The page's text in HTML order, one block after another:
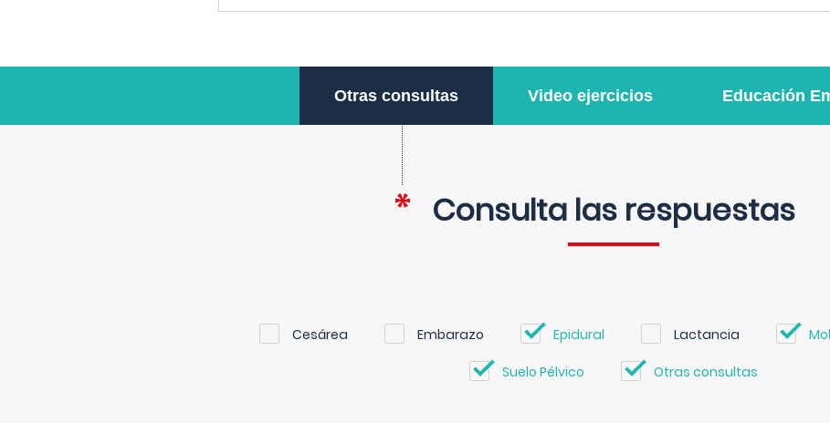
Otras consultas Video ejercicios Educación
Consulta las respuestas
Cesárea Embarazo Epidural Lactancia
Suelo Pélvico Otras consultas